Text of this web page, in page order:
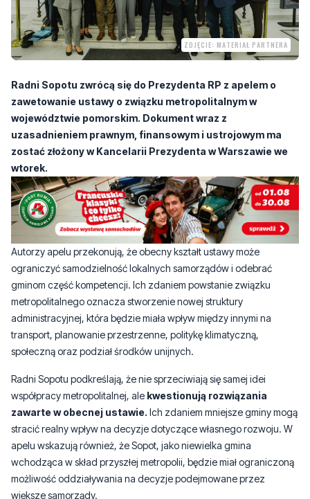
Radni Sopotu zwrócą się do Prezydenta RP z apelem o
zawetowanie ustawy o związku metropolitalnym w
uzasadnieniem prawnym, finansowym i ustrojowym ma
zostać złożony w Kancelarii Prezydenta w Warszawie we
wtorek.
Autorzy apelu przekonują, że obecny kształt ustawy może
ograniczyć samodzielność lokalnych samorządów i odebrać
gminom część kompetencji. Ich zdaniem powstanie związku
metropolitalnego oznacza stworzenie nowej struktury
administracyjnej, która będzie miała wpływ między innymi na
transport, planowanie przestrzenne, politykę klimatyczną,
społeczną oraz podział środków unijnych.
Radni Sopotu podkreślają, że nie sprzeciwiają się samej idei
współpracy metropolitalnej, ale
kwestionują rozwiązania
stracić realny wpływ na decyzje dotyczące własnego rozwoju. W
apelu wskazują również, że Sopot, jako niewielka gmina
wchodząca w skład przyszłej metropolii, będzie miał ograniczoną
możliwość oddziaływania na decyzje podejmowane przez
większe samorządy.
CZYTAJ TEŻ:Zmodernizowana linia kolejowa
otwarta. 17 par pociągów dziennie